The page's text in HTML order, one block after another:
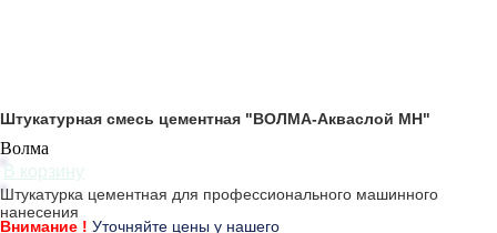
Внимание ! Уточняйте цены у нашего
Штукатурная смесь цементная "ВОЛМА-Акваслой МН"
Волма
В корзину
Штукатурка цементная для профессионального машинного
нанесения